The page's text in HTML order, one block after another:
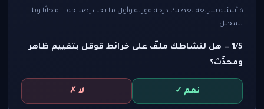
٥ أسئلة سريعة تعطيك درجة فورية وأول ما يجب إصلاحه — مجانًا وبلا
تسجيل.
1/5 — هل لنشاطك ملفّ على خرائط قوقل بتقييم ظاهر
ومحدَّث؟
نعم ✓ لا ✗